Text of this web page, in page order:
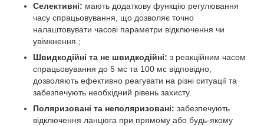
Селективні: мають додаткову функцію регулювання
часу спрацьовування, що дозволяє точно
налаштовувати часові параметри відключення чи
увімкнення.;
Швидкодійні та не швидкодійні: з реакційним часом
спрацьовування до 5 мс та 100 мс відповідно,
дозволяють ефективно реагувати на різні ситуації та
забезпечують необхідний рівень захисту.
Поляризовані та неполяризовані: забезпечують
відключення ланцюга при прямому або будь-якому